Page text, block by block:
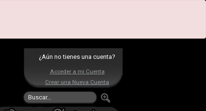
¿Aún no tienes una cuenta?
Acceder a mi Cuenta
Crear una Nueva Cuenta